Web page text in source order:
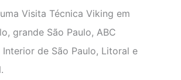
Visita Técnica Viking em
grande São Paulo, ABC
Interior de São Paulo, Litoral e